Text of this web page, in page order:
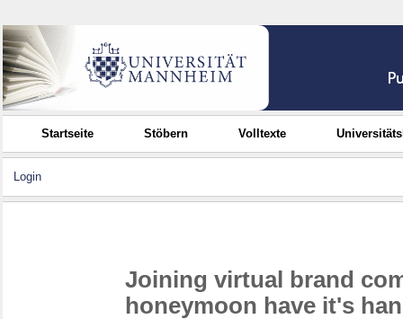
Startseite Stöbern Volltexte
Login
Joining virtual brand
honeymoon have it's